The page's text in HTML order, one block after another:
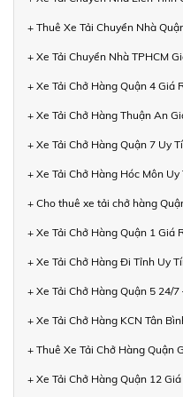
+ Thuê Xe Tải Chuyển Nhà
+ Xe Tải Chuyển Nhà TPHCM
+ Xe Tải Chở Hàng Quận 4 Giá
+ Xe Tải Chở Hàng Thuận An
+ Xe Tải Chở Hàng Quận 7 Uy
+ Xe Tải Chở Hàng Hóc Môn
+ Cho thuê xe tải chở hàng
+ Xe Tải Chở Hàng Quận 1 Giá
+ Xe Tải Chở Hàng Đi Tỉnh Uy
+ Xe Tải Chở Hàng Quận 5 24/
+ Xe Tải Chở Hàng KCN Tân
+ Thuê Xe Tải Chở Hàng Quận
+ Xe Tải Chở Hàng Quận 12